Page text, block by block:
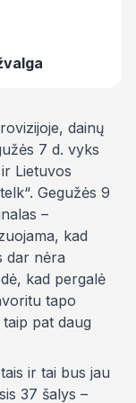
dainų
7 d. vyks
Lietuvos
Gegužės 9
–
kad
dar nėra
kad pergalė
tapo
pat daug
ir tai bus jau
37 šalys –